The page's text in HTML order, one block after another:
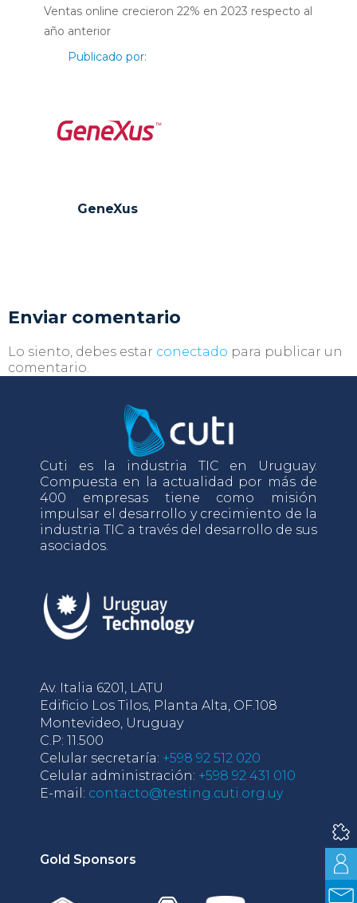
Ventas online crecieron 22% en 2023 respecto al
año anterior
Publicado por:
GeneXus
Enviar comentario
Lo siento, debes estar conectado para publicar un
comentario.
Cuti es la industria TIC en Uruguay.
Compuesta en la actualidad por más de
400 empresas tiene como misión
impulsar el desarrollo y crecimiento de la
industria TIC a través del desarrollo de sus
asociados.
Av. Italia 6201, LATU
Edificio Los Tilos, Planta Alta, OF.108
Montevideo, Uruguay
C.P: 11.500
Celular secretaría: +598 92 512 020
Celular administración: +598 92 431 010
E-mail: contacto@testing.cuti.org.uy
Gold Sponsors